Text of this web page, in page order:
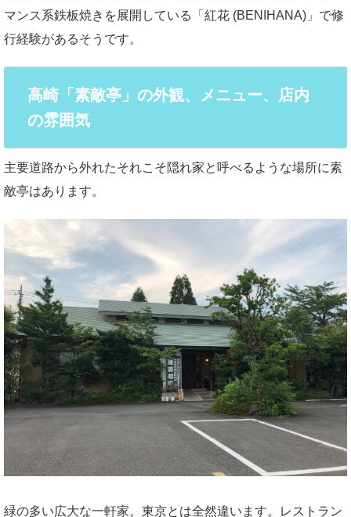
マンス系鉄板焼きを展開している「紅花 (BENIHANA)」で修
行経験があるそうです。
高崎「素敵亭」の外観、メニュー、店内
の雰囲気
主要道路から外れたそれこそ隠れ家と呼べるような場所に素
敵亭はあります。
緑の多い広大な一軒家。東京とは全然違います。レストラン